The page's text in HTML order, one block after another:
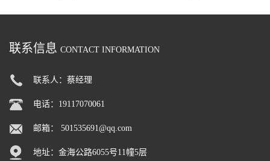
联系信息 CONTACT INFORMATION
联系人：蔡经理
电话：19117070061
邮箱： 501535691@qq.com
地址：金海公路6055号11幢5层